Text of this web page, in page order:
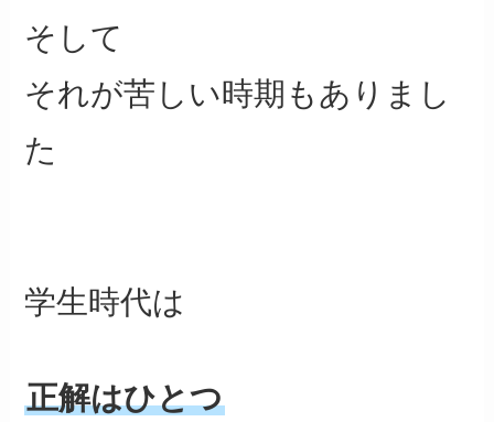
そして
それが苦しい時期もありまし
た
学生時代は
正解はひとつ